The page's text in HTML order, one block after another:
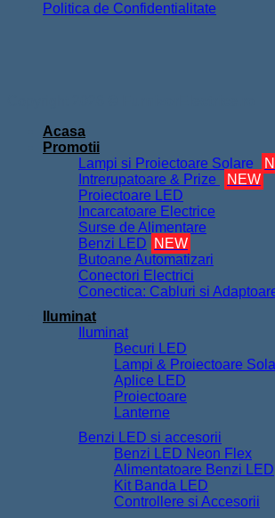
Politica de Confidentialitate
Acasa
Promotii
Lampi si Proiectoare Solare
Intrerupatoare & Prize
NEW
Proiectoare LED
Incarcatoare Electrice
Surse de Alimentare
Benzi LED
NEW
Butoane Automatizari
Conectori Electrici
Conectica: Cabluri si
Iluminat
Iluminat
Becuri LED
Lampi & Proiectoare
Aplice LED
Proiectoare
Lanterne
Benzi LED si accesorii
Benzi LED Neon Flex
Alimentatoare Benzi LED
Kit Banda LED
Controllere si Accesorii